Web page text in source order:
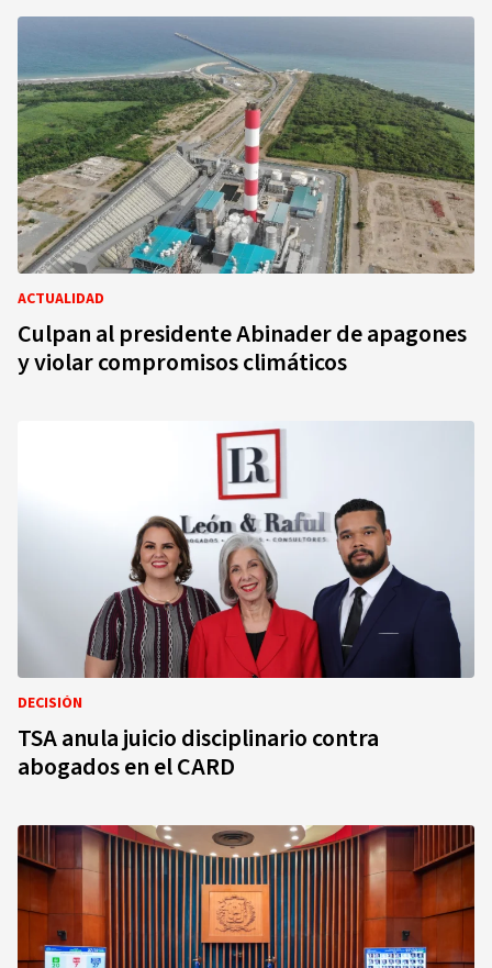
ACTUALIDAD
Culpan al presidente Abinader de apagones
y violar compromisos climáticos
DECISIÓN
TSA anula juicio disciplinario contra
abogados en el CARD